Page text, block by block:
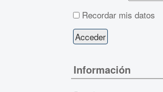
Recordar mis datos
Información